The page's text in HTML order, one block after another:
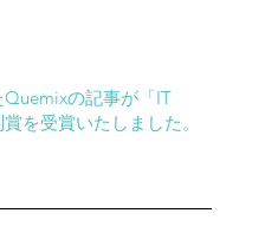
の記事が「IT
を受賞いたしました。